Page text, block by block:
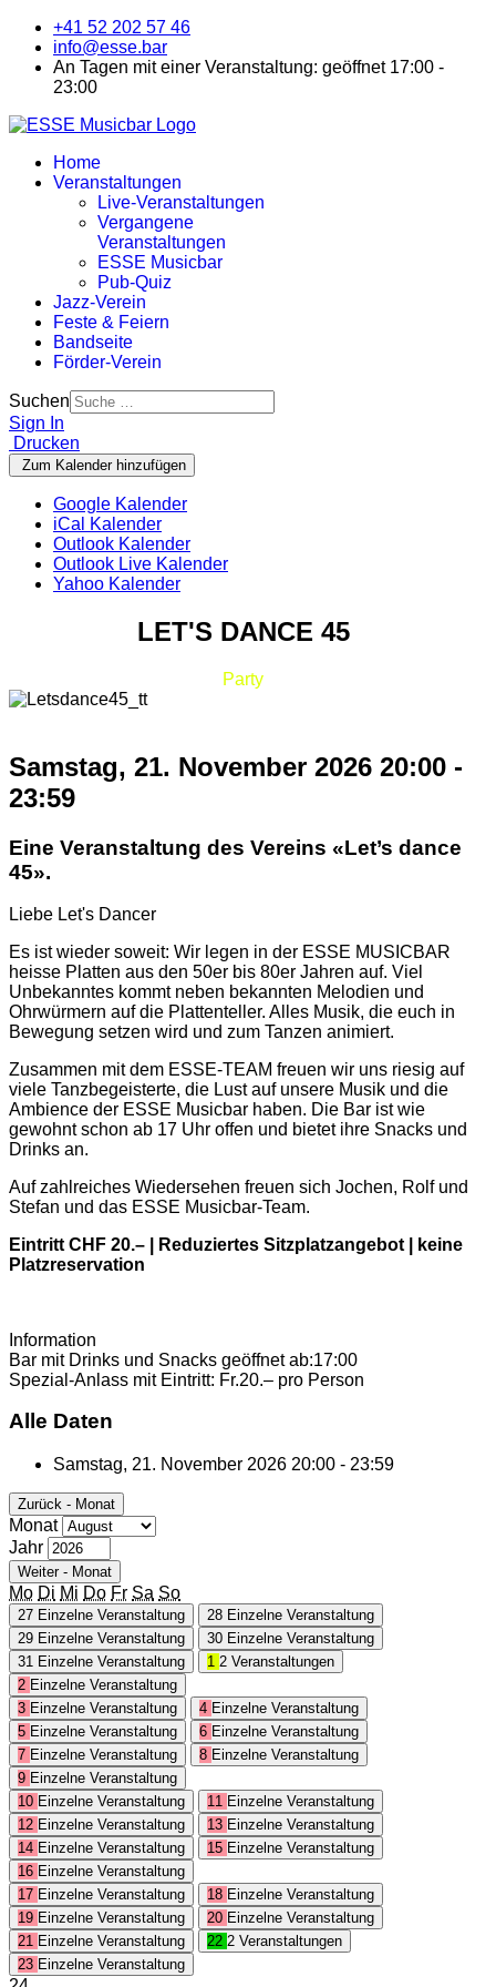
+41 52 202 57 46
info@esse.bar
An Tagen mit einer Veranstaltung: geöffnet 17:00 -
23:00
Home
Veranstaltungen
Live-Veranstaltungen
Vergangene
Veranstaltungen
ESSE Musicbar
Pub-Quiz
Jazz-Verein
Feste & Feiern
Bandseite
Förder-Verein
Suchen
Sign In
Drucken
Zum Kalender hinzufügen
Google Kalender
iCal Kalender
Outlook Kalender
Outlook Live Kalender
Yahoo Kalender
LET'S DANCE 45
Party
Samstag, 21. November 2026 20:00 -
23:59
Eine Veranstaltung des Vereins «Let’s dance
45».
Liebe Let's Dancer
Es ist wieder soweit: Wir legen in der ESSE MUSICBAR
heisse Platten aus den 50er bis 80er Jahren auf. Viel
Unbekanntes kommt neben bekannten Melodien und
Ohrwürmern auf die Plattenteller. Alles Musik, die euch in
Bewegung setzen wird und zum Tanzen animiert.
Zusammen mit dem ESSE-TEAM freuen wir uns riesig auf
viele Tanzbegeisterte, die Lust auf unsere Musik und die
Ambience der ESSE Musicbar haben. Die Bar ist wie
gewohnt schon ab 17 Uhr offen und bietet ihre Snacks und
Drinks an.
Auf zahlreiches Wiedersehen freuen sich Jochen, Rolf und
Stefan und das ESSE Musicbar-Team.
Eintritt CHF 20.– | Reduziertes Sitzplatzangebot | keine
Platzreservation
Information
Bar mit Drinks und Snacks geöffnet ab:17:00
Spezial-Anlass mit Eintritt: Fr.20.– pro Person
Alle Daten
Samstag, 21. November 2026 20:00 - 23:59
Zurück - Monat
Monat
Jahr
Weiter - Monat
Mo Di Mi Do Fr Sa So
27 Einzelne Veranstaltung 28 Einzelne Veranstaltung
29 Einzelne Veranstaltung 30 Einzelne Veranstaltung
31 Einzelne Veranstaltung 1 2 Veranstaltungen
2 Einzelne Veranstaltung
3 Einzelne Veranstaltung 4 Einzelne Veranstaltung
5 Einzelne Veranstaltung 6 Einzelne Veranstaltung
7 Einzelne Veranstaltung 8 Einzelne Veranstaltung
9 Einzelne Veranstaltung
10 Einzelne Veranstaltung 11 Einzelne Veranstaltung
12 Einzelne Veranstaltung 13 Einzelne Veranstaltung
14 Einzelne Veranstaltung 15 Einzelne Veranstaltung
16 Einzelne Veranstaltung
17 Einzelne Veranstaltung 18 Einzelne Veranstaltung
19 Einzelne Veranstaltung 20 Einzelne Veranstaltung
21 Einzelne Veranstaltung 22 2 Veranstaltungen
23 Einzelne Veranstaltung